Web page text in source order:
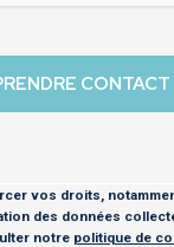
vos droits,
des données
notre politique de